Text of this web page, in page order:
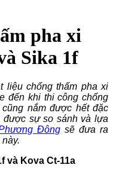
pha xi
Sika 1f
liệu chống thấm pha xi
đến khi thi công chống
nắm được hết đặc
được sự so sánh và lựa
Đông sẽ đưa ra
và Kova Ct-11a